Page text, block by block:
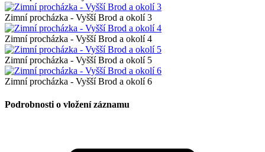
Zimní procházka - Vyšší Brod a okolí 3
Zimní procházka - Vyšší Brod a okolí 4
Zimní procházka - Vyšší Brod a okolí 5
Zimní procházka - Vyšší Brod a okolí 6
Podrobnosti o vložení záznamu